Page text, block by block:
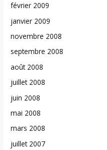
février 2009
janvier 2009
novembre 2008
septembre 2008
août 2008
juillet 2008
juin 2008
mai 2008
mars 2008
juillet 2007